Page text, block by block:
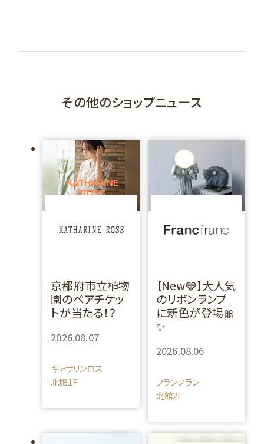
その他のショップニュース
京都府市立植物
園のペアチケッ
トが当たる！？
2026.08.07
キャサリンロス
北館1F
【New🩶】大人気
のリボンランプ
に新色が登場🎀
✨
2026.08.06
フランフラン
北館2F